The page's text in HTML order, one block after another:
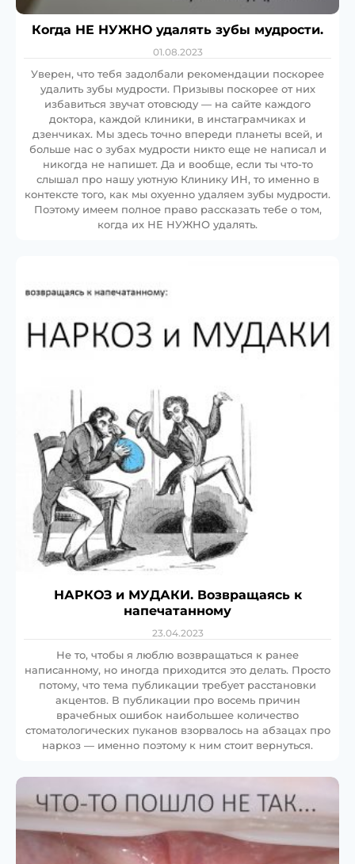
Когда НЕ НУЖНО удалять зубы мудрости.
01.08.2023
Уверен, что тебя задолбали рекомендации поскорее
удалить зубы мудрости. Призывы поскорее от них
избавиться звучат отовсюду — на сайте каждого
доктора, каждой клиники, в инстаграмчиках и
дзенчиках. Мы здесь точно впереди планеты всей, и
больше нас о зубах мудрости никто еще не написал и
никогда не напишет. Да и вообще, если ты что-то
слышал про нашу уютную Клинику ИН, то именно в
контексте того, как мы охуенно удаляем зубы мудрости.
Поэтому имеем полное право рассказать тебе о том,
когда их НЕ НУЖНО удалять.
НАРКОЗ и МУДАКИ. Возвращаясь к
напечатанному
23.04.2023
Не то, чтобы я люблю возвращаться к ранее
написанному, но иногда приходится это делать. Просто
потому, что тема публикации требует расстановки
акцентов. В публикации про восемь причин
врачебных ошибок наибольшее количество
стоматологических пуканов взорвалось на абзацах про
наркоз — именно поэтому к ним стоит вернуться.